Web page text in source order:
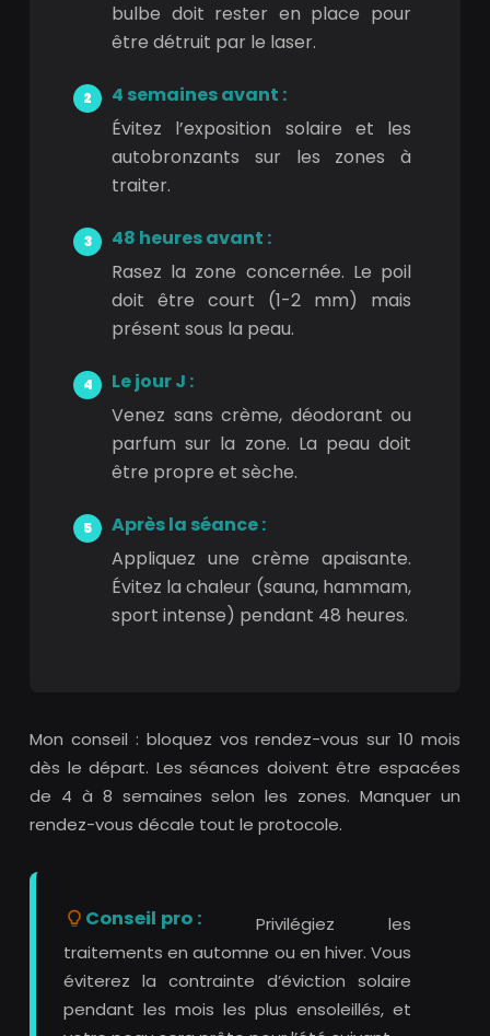
bulbe doit rester en place pour
être détruit par le laser.
4 semaines avant :
Évitez l’exposition solaire et les
autobronzants sur les zones à
traiter.
48 heures avant :
Rasez la zone concernée. Le poil
doit être court (1-2 mm) mais
présent sous la peau.
Le jour J :
Venez sans crème, déodorant ou
parfum sur la zone. La peau doit
être propre et sèche.
Après la séance :
Appliquez une crème apaisante.
Évitez la chaleur (sauna, hammam,
sport intense) pendant 48 heures.
Mon conseil : bloquez vos rendez-vous sur 10 mois
dès le départ. Les séances doivent être espacées
de 4 à 8 semaines selon les zones. Manquer un
rendez-vous décale tout le protocole.
Conseil pro : Privilégiez les
traitements en automne ou en hiver. Vous
éviterez la contrainte d’éviction solaire
pendant les mois les plus ensoleillés, et